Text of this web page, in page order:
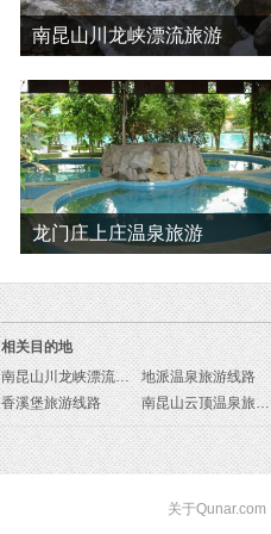
南昆山川龙峡漂流旅游
龙门庄上庄温泉旅游
相关目的地
南昆山川龙峡漂流旅游线路
地派温泉旅游线路
香溪堡旅游线路
南昆山云顶温泉旅游线路
关于Qunar.com